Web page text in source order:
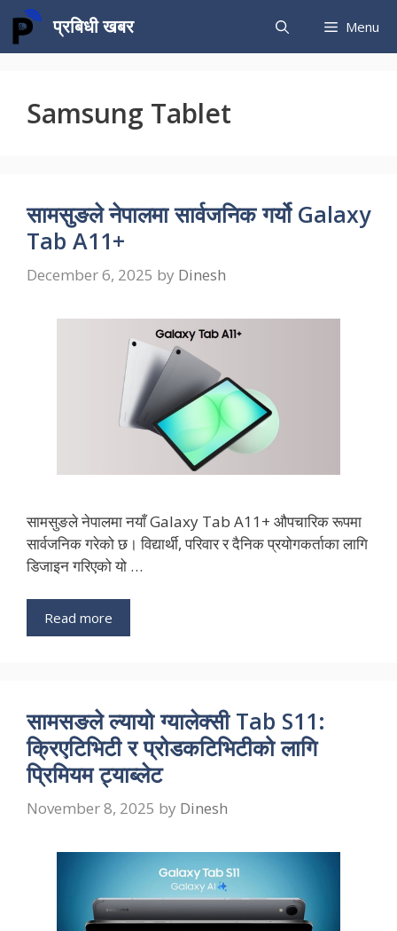
Skip
content
प्रबिधी खबर Menu
Samsung Tablet
सामसुङले नेपालमा सार्वजनिक गर्यो Galaxy
Tab A11+
December 6, 2025 by Dinesh
सामसुङले नेपालमा नयाँ Galaxy Tab A11+ औपचारिक रूपमा
सार्वजनिक गरेको छ। विद्यार्थी, परिवार र दैनिक प्रयोगकर्ताका लागि
डिजाइन गरिएको यो …
Read more
सामसङले ल्यायो ग्यालेक्सी Tab S11:
क्रिएटिभिटी र प्रोडकटिभिटीको लागि
प्रिमियम ट्याब्लेट
November 8, 2025 by Dinesh